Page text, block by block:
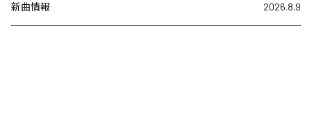
新曲情報 2026.8.9